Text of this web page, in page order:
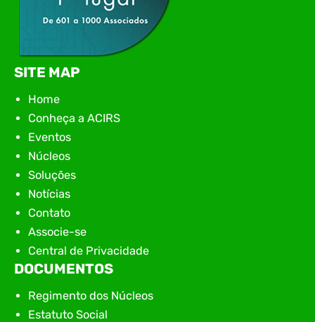
SITE MAP
Home
Conheça a ACIRS
Eventos
Núcleos
Soluções
Notícias
Contato
Associe-se
Central de Privacidade
DOCUMENTOS
Regimento dos Núcleos
Estatuto Social